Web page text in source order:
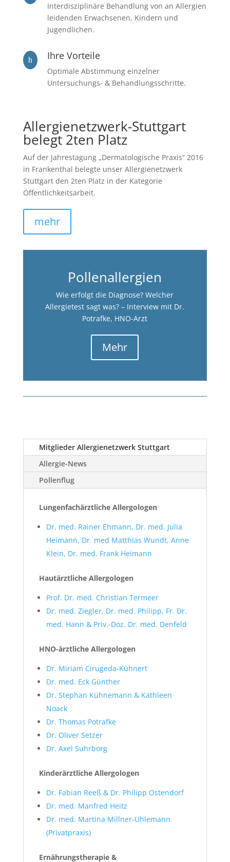
Interdisziplinäre Behandlung von an Allergien
leidenden Erwachsenen, Kindern und
Jugendlichen.
h Ihre Vorteile
Optimale Abstimmung einzelner
Untersuchungs- & Behandlungsschritte.
Allergienetzwerk-Stuttgart
belegt 2ten Platz
Auf der Jahrestagung „Dermatologische Praxis“ 2016
in Frankenthal belegte unser Allergienetzwerk
Stuttgart den 2ten Platz in der Kategorie
Öffentlichkeitsarbeit.
mehr
Pollenallergien
Wie erfolgt die Diagnose? Welcher
Allergietest sagt was? – Interview mit Dr.
Potrafke, HNO-Arzt
Mehr
Mitglieder Allergienetzwerk Stuttgart
Allergie-News
Pollenflug
Lungenfachärztliche Allergologen
Dr. med. Rainer Ehmann, Dr. med. Julia
Heimann, Dr. med Matthias Wundt, Anne
Klein, Dr. med. Frank Heimann
Hautärztliche Allergologen
Prof. Dr. med. Christian Termeer
Dr. med. Ziegler, Dr. med. Philipp, Fr. Dr.
med. Hann & Priv.-Doz. Dr. med. Denfeld
HNO-ärztliche Allergologen
Dr. Miriam Cirugeda-Kühnert
Dr. med. Eck Günther
Dr. Stephan Kühnemann & Kathleen
Noack
Dr. Thomas Potrafke
Dr. Oliver Setzer
Dr. Axel Suhrborg
Kinderärztliche Allergologen
Dr. Fabian Reeß & Dr. Philipp Ostendorf
Dr. med. Manfred Heitz
Dr. med. Martina Millner-Uhlemann
(Privatpraxis)
Ernährungstherapie &